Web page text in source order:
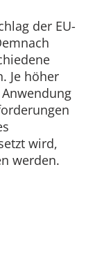
der EU-
Je höher
wird,
werden.